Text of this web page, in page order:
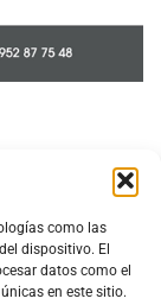
como las
dispositivo. El
datos como el
en este sitio.